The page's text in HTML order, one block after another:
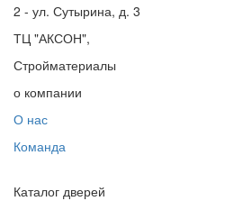
2 - ул. Сутырина, д. 3
ТЦ "АКСОН",
Стройматериалы
о компании
О нас
Команда
Каталог дверей